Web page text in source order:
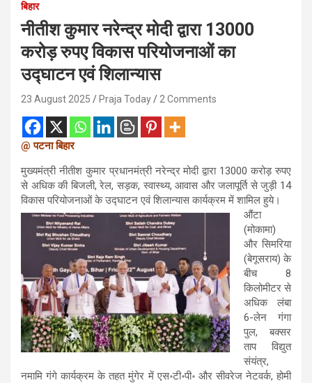
बिहार
नीतीश कुमार नरेन्द्र मोदी द्वारा 13000
करोड़ रुपए विकास परियोजनाओं का
उद्घाटन एवं शिलान्यास
23 August 2025 Praja Today 2 Comments
@पटना बिहार
मुख्यमंत्री नीतीश कुमार प्रधानमंत्री नरेन्द्र मोदी द्वारा 13000 करोड़ रुपए
से अधिक की बिजली, रेल, सड़क, स्वास्थ्य, आवास और जलापूर्ति से जुड़ी 14
विकास परियोजनाओं के उद्घाटन एवं शिलान्यास कार्यक्रम में शामिल हुये।
औंटा
(मोकामा)
और सिमरिया
(बेगूसराय) के
बीच 8
किलोमीटर से
अधिक लंबा
6-लेन गंगा
पुल, बक्सर
ताप विद्युत
संयंत्र,
नमामि गंगे कार्यक्रम के तहत मुंगेर में एस॰टी॰पी॰ और सीवरेज नेटवर्क, होमी